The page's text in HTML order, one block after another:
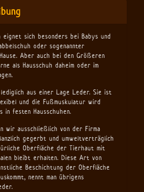
eignet sich besonders bei Babys und
oder sogenannter
Aber auch bei den Größeren
als Hausschuh daheim oder im
aus einer Lage Leder. Sie ist
und die Fußmuskulatur wird
festen Hausschuhen.
wir ausschließlich von der Firma
gegerbt und umweltverträglich
Oberfläche der Tierhaut mit
bleibt erhalten. Diese Art von
Beschichtung der Oberfläche
nennt man übrigens